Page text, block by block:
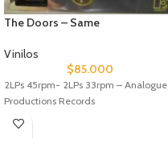
The Doors – Same
Vinilos
$85.000
2LPs 45rpm- 2LPs 33rpm – Analogue
Productions Records